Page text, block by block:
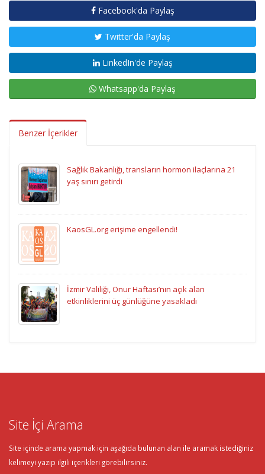
Facebook'da Paylaş
Twitter'da Paylaş
LinkedIn'de Paylaş
Whatsapp'da Paylaş
Benzer İçerikler
Sağlık Bakanlığı, transların hormon ilaçlarına 21
yaş sınırı getirdi
KaosGL.org erişime engellendi!
İzmir Valiliği, Onur Haftası’nın açık alan
etkinliklerini üç günlüğüne yasakladı
Site İçi Arama
Site içinde arama yapmak için aşağıda bulunan alan ile aramak istediğiniz
kelimeyi yazıp ilgili içerikleri görebilirsiniz.